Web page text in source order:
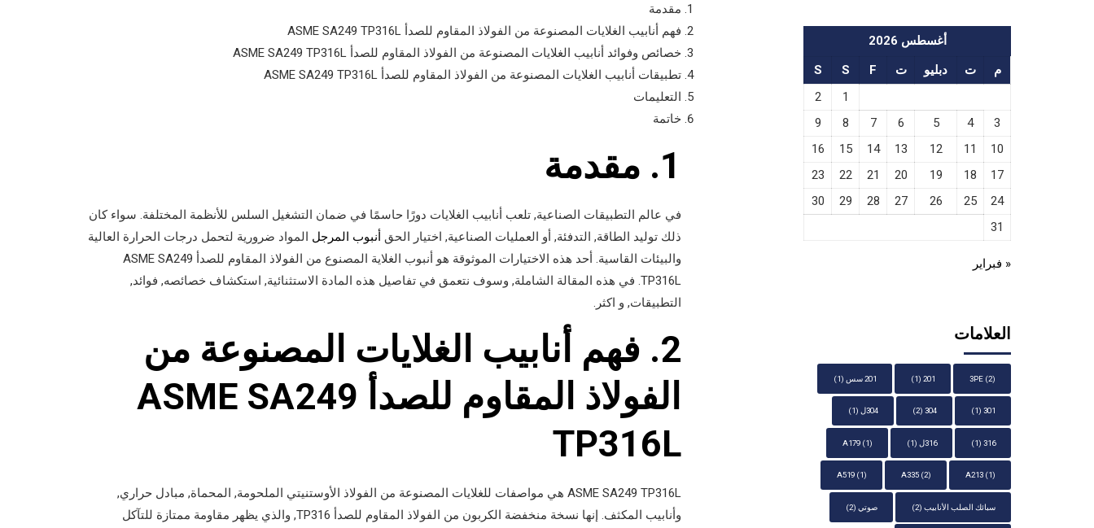
مقدمة
فهم أنابيب الغلايات المصنوعة من الفولاذ المقاوم للصدأ ASME SA249 TP316L
خصائص وفوائد أنابيب الغلايات المصنوعة من الفولاذ المقاوم للصدأ ASME SA249 TP316L
تطبيقات أنابيب الغلايات المصنوعة من الفولاذ المقاوم للصدأ ASME SA249 TP316L
التعليمات
خاتمة
1. مقدمة
في عالم التطبيقات الصناعية, تلعب أنابيب الغلايات دورًا حاسمًا في ضمان التشغيل السلس للأنظمة المختلفة. سواء كان
ذلك توليد الطاقة, التدفئة, أو العمليات الصناعية, اختيار الحق أنبوب المرجل المواد ضرورية لتحمل درجات الحرارة العالية
والبيئات القاسية. أحد هذه الاختيارات الموثوقة هو أنبوب الغلاية المصنوع من الفولاذ المقاوم للصدأ ASME SA249
TP316L. في هذه المقالة الشاملة, وسوف نتعمق في تفاصيل هذه المادة الاستثنائية, استكشاف خصائصه, فوائد,
التطبيقات, و اكثر.
2. فهم أنابيب الغلايات المصنوعة من
الفولاذ المقاوم للصدأ ASME SA249
TP316L
ASME SA249 TP316L هي مواصفات للغلايات المصنوعة من الفولاذ الأوستنيتي الملحومة, المحماة, مبادل حراري,
وأنابيب المكثف. إنها نسخة منخفضة الكربون من الفولاذ المقاوم للصدأ TP316, والذي يظهر مقاومة ممتازة للتآكل
أغسطس 2026
م
ت دبليو ت F
S
S
1
2
3
4
5
6
7
8
9
10
11
12
13
14
15
16
17
18
19
20
21
22
23
24
25
26
27
28
29
30
31
« فبراير
العلامات
3PE(2)
201
(1) 201 سس (1)
301
(1)
304
(2) 304ل (1)
316
(1) 316ل (1)
A179(1)
A213(1)
A335(2)
A519(1)
سبائك الصلب الأنابيب (2) صوتي (2)